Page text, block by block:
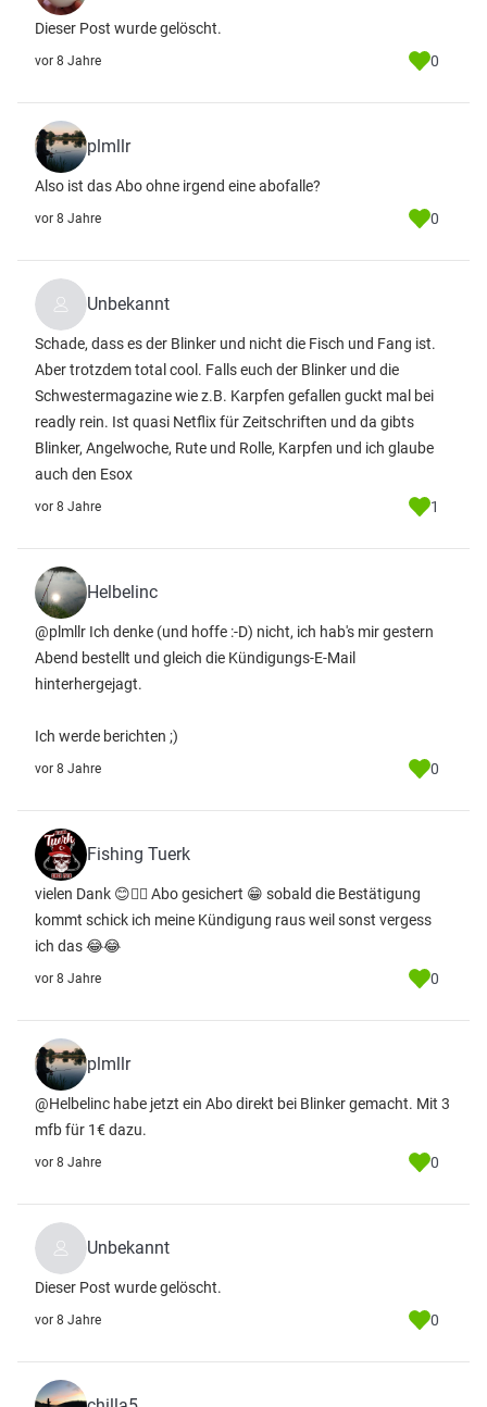
Dieser Post wurde gelöscht.
vor 8 Jahre 0
plmllr
Also ist das Abo ohne irgend eine abofalle?
vor 8 Jahre 0
Unbekannt
Schade, dass es der Blinker und nicht die Fisch und Fang ist.
Aber trotzdem total cool. Falls euch der Blinker und die
Schwestermagazine wie z.B. Karpfen gefallen guckt mal bei
readly rein. Ist quasi Netflix für Zeitschriften und da gibts
Blinker, Angelwoche, Rute und Rolle, Karpfen und ich glaube
auch den Esox
vor 8 Jahre 1
Helbelinc
@plmllr Ich denke (und hoffe :-D) nicht, ich hab's mir gestern
Abend bestellt und gleich die Kündigungs-E-Mail
hinterhergejagt.
Ich werde berichten ;)
vor 8 Jahre 0
Fishing Tuerk
vielen Dank 😊👌🏽 Abo gesichert 😁 sobald die Bestätigung
kommt schick ich meine Kündigung raus weil sonst vergess
ich das 😂😂
vor 8 Jahre 0
plmllr
@Helbelinc habe jetzt ein Abo direkt bei Blinker gemacht. Mit 3
mfb für 1€ dazu.
vor 8 Jahre 0
Unbekannt
Dieser Post wurde gelöscht.
vor 8 Jahre 0